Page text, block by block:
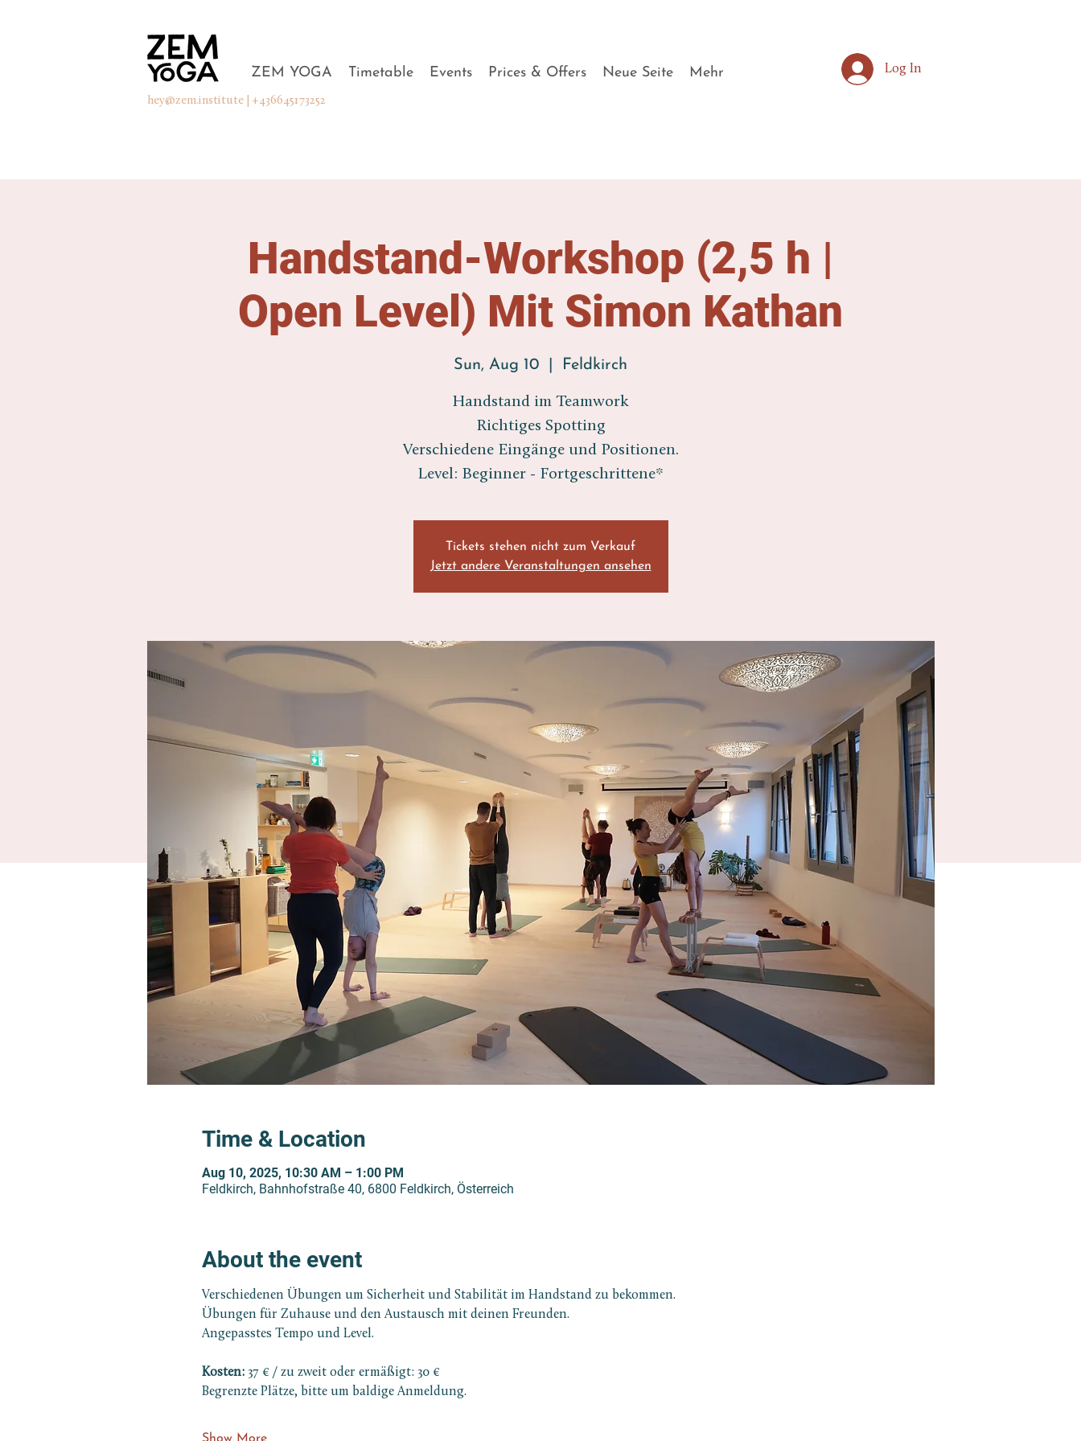
ZEM YOGA Timetable Events Prices & Offers Neue Seite Mehr
hey@zem.institute | +436645173252
Log In
Handstand-Workshop (2,5 h |
Open Level) Mit Simon Kathan
Sun, Aug 10 Feldkirch
Handstand im Teamwork
Richtiges Spotting
Verschiedene Eingänge und Positionen.
Level: Beginner - Fortgeschrittene*
Tickets stehen nicht zum Verkauf
Jetzt andere Veranstaltungen ansehen
Time & Location
Aug 10, 2025, 10:30 AM – 1:00 PM
Feldkirch, Bahnhofstraße 40, 6800 Feldkirch, Österreich
About the event
Verschiedenen Übungen um Sicherheit und Stabilität im Handstand zu bekommen.
Übungen für Zuhause und den Austausch mit deinen Freunden.
Angepasstes Tempo und Level.
Kosten: 37 € / zu zweit oder ermäßigt: 30 €
Begrenzte Plätze, bitte um baldige Anmeldung.